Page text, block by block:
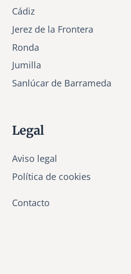
Cádiz
Jerez de la Frontera
Ronda
Jumilla
Sanlúcar de Barrameda
Legal
Aviso legal
Política de cookies
Contacto